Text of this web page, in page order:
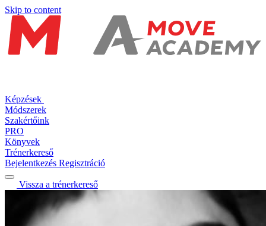
Skip to content
Képzések
Módszerek
Szakértőink
PRO
Könyvek
Trénerkereső
Bejelentkezés Regisztráció
Vissza a trénerkereső